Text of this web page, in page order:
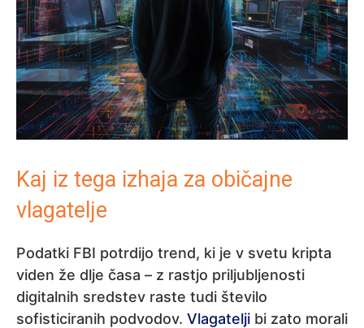
Kaj iz tega izhaja za običajne
vlagatelje
Podatki FBI potrdijo trend, ki je v svetu kripta
viden že dlje časa – z rastjo priljubljenosti
digitalnih sredstev raste tudi število
sofisticiranih podvodov. Vlagatelji bi zato morali